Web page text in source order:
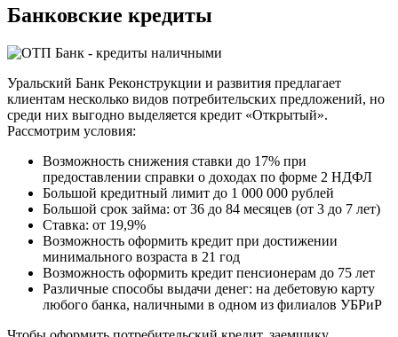
Банковские кредиты
Уральский Банк Реконструкции и развития предлагает
клиентам несколько видов потребительских предложений, но
среди них выгодно выделяется кредит «Открытый».
Рассмотрим условия:
Возможность снижения ставки до 17% при
предоставлении справки о доходах по форме 2 НДФЛ
Большой кредитный лимит до 1 000 000 рублей
Большой срок займа: от 36 до 84 месяцев (от 3 до 7 лет)
Ставка: от 19,9%
Возможность оформить кредит при достижении
минимального возраста в 21 год
Возможность оформить кредит пенсионерам до 75 лет
Различные способы выдачи денег: на дебетовую карту
любого банка, наличными в одном из филиалов УБРиР